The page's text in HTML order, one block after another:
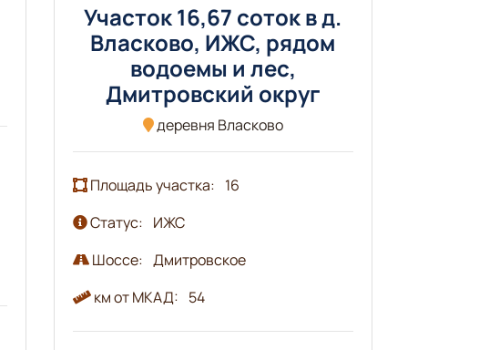
Участок 16,67 соток в д.
Власково, ИЖС, рядом
водоемы и лес,
Дмитровский округ
деревня Власково
Площадь участка: 16
Статус: ИЖС
Шоссе: Дмитровское
км от МКАД: 54